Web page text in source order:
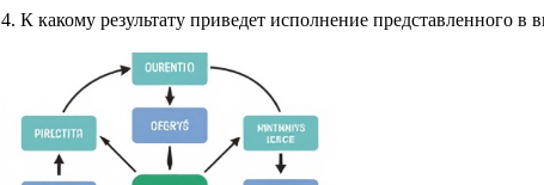
4. К какому результату приведет исполнение представленного в